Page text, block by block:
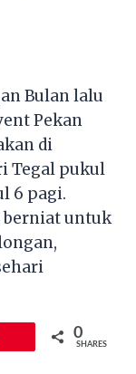
Bulan lalu
Pekan
di
Tegal pukul
6 pagi.
berniat untuk
0
SHARES